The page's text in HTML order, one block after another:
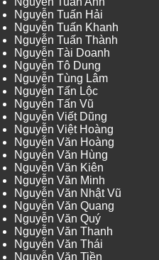
Nguyễn Tuấn Hải
Nguyễn Tuấn Khanh
Nguyễn Tuấn Thành
Nguyễn Tài Doanh
Nguyễn Tô Dung
Nguyễn Tùng Lâm
Nguyễn Tấn Lộc
Nguyễn Tấn Vũ
Nguyễn Viết Dũng
Nguyễn Việt Hoàng
Nguyễn Văn Hoàng
Nguyễn Văn Hùng
Nguyễn Văn Kiên
Nguyễn Văn Minh
Nguyễn Văn Nhật Vũ
Nguyễn Văn Quang
Nguyễn Văn Quý
Nguyễn Văn Thanh
Nguyễn Văn Thái
Nguyễn Văn Tiền